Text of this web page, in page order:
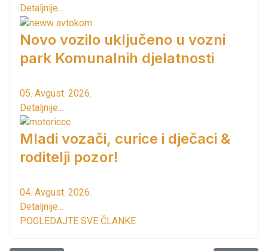
Detaljnije...
Novo vozilo uključeno u vozni
park Komunalnih djelatnosti
05. Avgust. 2026.
Detaljnije...
Mladi vozači, curice i dječaci &
roditelji pozor!
04. Avgust. 2026.
Detaljnije...
POGLEDAJTE SVE ČLANKE